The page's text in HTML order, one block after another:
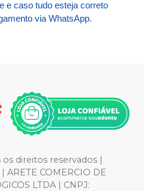
e caso tudo esteja correto
via WhatsApp.
direitos reservados |
COMERCIO DE
LTDA | CNPJ: